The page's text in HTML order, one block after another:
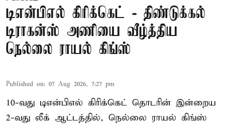
டிஎன்பிஎல் கிரிக்கெட் - திண்டுக்கல்
டிராகன்ஸ் அணியை வீழ்த்திய
நெல்லை ராயல் கிங்ஸ்
Published on: 07 Aug 2026, 7:27 pm
10-வது டிஎன்பிஎல் கிரிக்கெட் தொடரின் இன்றைய
2-வது லீக் ஆட்டத்தில், நெல்லை ராயல் கிங்ஸ்